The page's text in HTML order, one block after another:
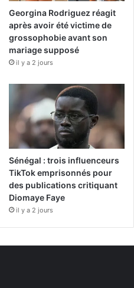
Georgina Rodriguez réagit
après avoir été victime de
grossophobie avant son
mariage supposé
il y a 2 jours
Sénégal : trois influenceurs
TikTok emprisonnés pour
des publications critiquant
Diomaye Faye
il y a 2 jours